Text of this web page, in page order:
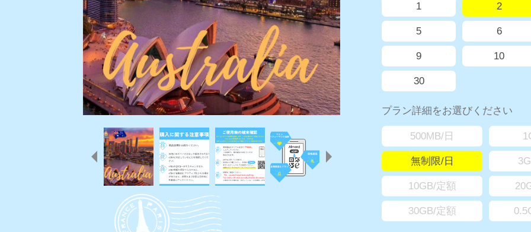
1 2
5 6
9 10
30
プラン詳細をお選びください
500MB/日
無制限/日
10GB/定額
30GB/定額